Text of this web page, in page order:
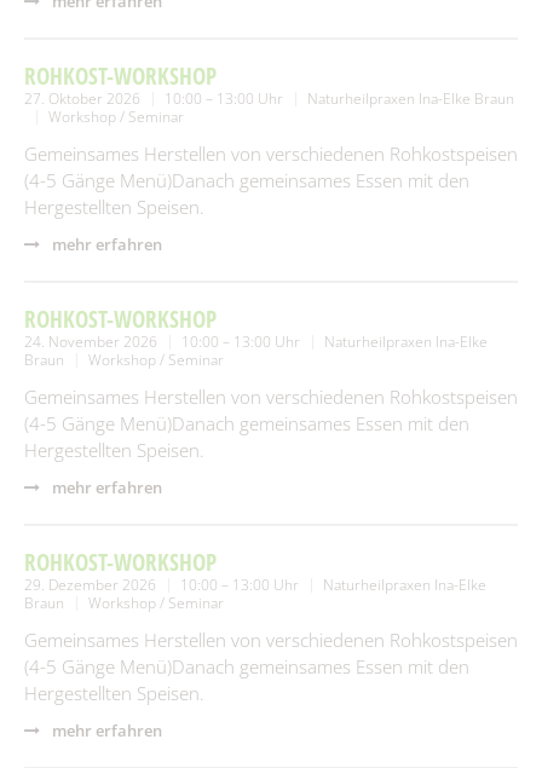
ROHKOST-WORKSHOP
27. Oktober 2026 10:00 – 13:00 Uhr
Naturheilpraxen Ina-Elke Braun
Workshop / Seminar
Gemeinsames Herstellen von verschiedenen Rohkostspeisen
(4-5 Gänge Menü)Danach gemeinsames Essen mit den
Hergestellten Speisen.
mehr erfahren
ROHKOST-WORKSHOP
24. November 2026 10:00 – 13:00 Uhr
Naturheilpraxen Ina-Elke
Braun
Workshop / Seminar
Gemeinsames Herstellen von verschiedenen Rohkostspeisen
(4-5 Gänge Menü)Danach gemeinsames Essen mit den
Hergestellten Speisen.
mehr erfahren
ROHKOST-WORKSHOP
29. Dezember 2026 10:00 – 13:00 Uhr
Naturheilpraxen Ina-Elke
Braun
Workshop / Seminar
Gemeinsames Herstellen von verschiedenen Rohkostspeisen
(4-5 Gänge Menü)Danach gemeinsames Essen mit den
Hergestellten Speisen.
mehr erfahren